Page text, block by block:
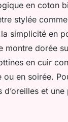
en coton
stylée
simplicité en
montre dorée
en cuir
ou en soirée.
d’oreilles et